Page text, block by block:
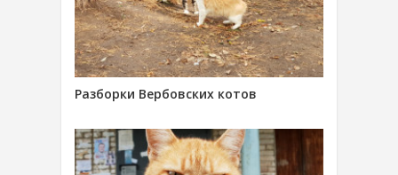
Разборки Вербовских котов